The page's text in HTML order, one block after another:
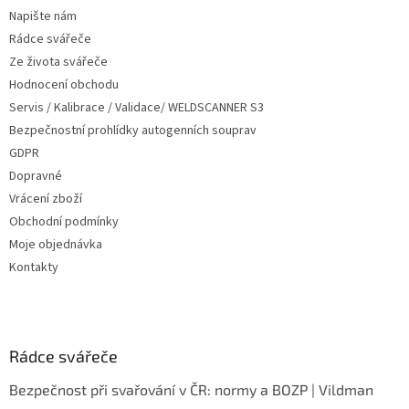
Napište nám
Rádce svářeče
Ze života svářeče
Hodnocení obchodu
Servis / Kalibrace / Validace/ WELDSCANNER S3
Bezpečnostní prohlídky autogenních souprav
GDPR
Dopravné
Vrácení zboží
Obchodní podmínky
Moje objednávka
Kontakty
Rádce svářeče
Bezpečnost při svařování v ČR: normy a BOZP | Vildman